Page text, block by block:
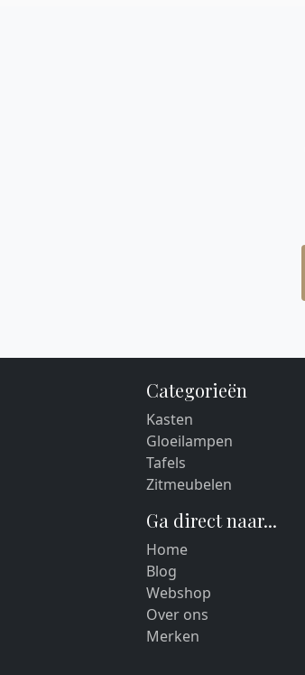
Categorieën
Kasten
Gloeilampen
Tafels
Zitmeubelen
Ga direct naar...
Home
Blog
Webshop
Over ons
Merken